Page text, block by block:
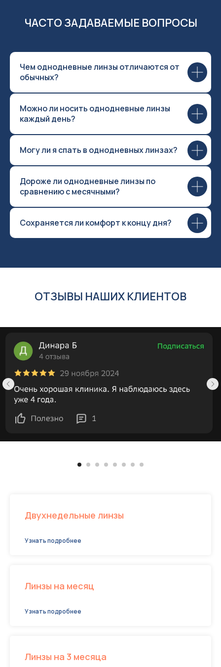
ЧАСТО ЗАДАВАЕМЫЕ ВОПРОСЫ
Чем однодневные линзы отличаются от
обычных?
Можно ли носить однодневные линзы
каждый день?
Могу ли я спать в однодневных линзах?
Дороже ли однодневные линзы по
сравнению с месячными?
Сохраняется ли комфорт к концу дня?
ОТЗЫВЫ НАШИХ КЛИЕНТОВ
Двухнедельные линзы
Узнать подробнее
Линзы на месяц
Узнать подробнее
Линзы на 3 месяца